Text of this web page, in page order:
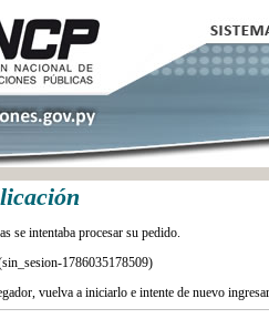
se intentaba procesar su pedido.
1786035178509)
vuelva a iniciarlo e intente de nuevo